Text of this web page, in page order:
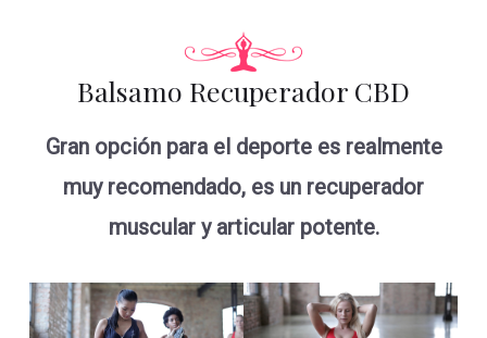
Balsamo Recuperador CBD
Gran opción para el deporte es realmente
muy recomendado, es un recuperador
muscular y articular potente.